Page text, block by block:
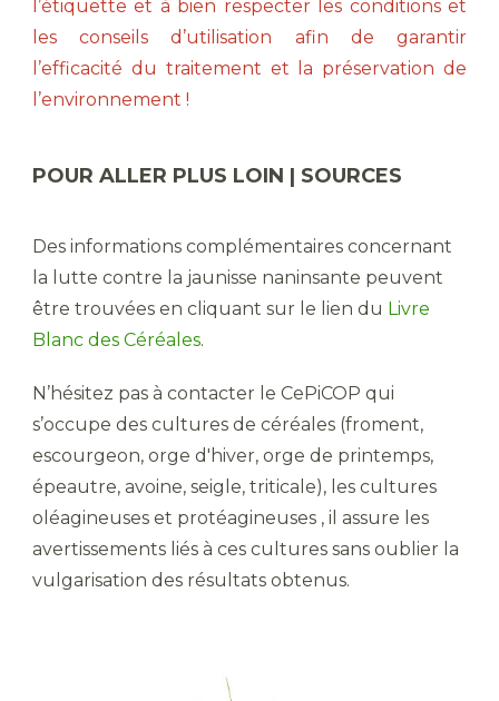
l’étiquette et à bien respecter les conditions et
les conseils d’utilisation afin de garantir
l’efficacité du traitement et la préservation de
l’environnement !
POUR ALLER PLUS LOIN | SOURCES
Des informations complémentaires concernant
la lutte contre la jaunisse naninsante peuvent
être trouvées en cliquant sur le lien du Livre
Blanc des Céréales.
N’hésitez pas à contacter le CePiCOP qui
s’occupe des cultures de céréales (froment,
escourgeon, orge d'hiver, orge de printemps,
épeautre, avoine, seigle, triticale), les cultures
oléagineuses et protéagineuses , il assure les
avertissements liés à ces cultures sans oublier la
vulgarisation des résultats obtenus.